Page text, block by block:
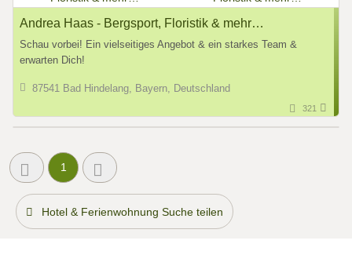
Andrea Haas - Bergsport, Floristik & mehr…
Schau vorbei! Ein vielseitiges Angebot & ein starkes Team &
erwarten Dich!
87541 Bad Hindelang, Bayern, Deutschland
321
1
Hotel & Ferienwohnung Suche teilen